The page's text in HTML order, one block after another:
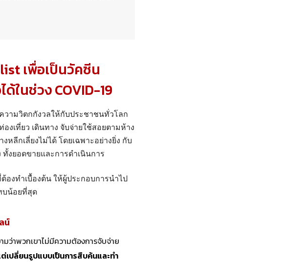
เพื่อเป็นวัคซีน
ในช่วง COVID-19
วามวิตกกังวลให้กับประชาชนทั่วโลก
งเที่ยว เดินทาง จับจ่ายใช้สอยตามห้าง
ลีกเลี่ยงไม่ได้ โดยเฉพาะอย่างยิ่ง กับ
งยอดขายและการดำเนินการ
งทำเบื้องต้น ให้ผู้ประกอบการนำไป
บน้อยที่สุด
น์
ว่าพวกเขาไม่มีความต้องการจับจ่าย
เปลี่ยนรูปแบบเป็นการสืบค้นและทำ